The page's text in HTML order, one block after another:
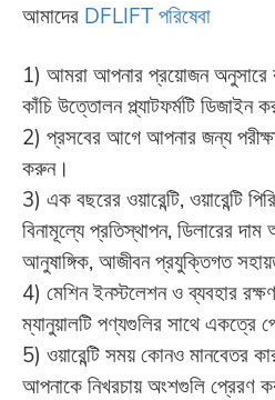
আমাদের DFLIFT পরিষেবা
1) আমরা আপনার প্রয়োজন অনুসারে
কাঁচি উত্তোলন প্ল্যাটফর্মটি ডিজাইন
2) প্রসবের আগে আপনার জন্য
করুন।
3) এক বছরের ওয়ারেন্টি, ওয়ারেন্টি
বিনামূল্যে প্রতিস্থাপন, ডিলারের দাম
আনুষাঙ্গিক, আজীবন প্রযুক্তিগত
4) মেশিন ইনস্টলেশন ও ব্যবহার
ম্যানুয়ালটি পণ্যগুলির সাথে একত্রে
5) ওয়ারেন্টি সময় কোনও মানবেতর
আপনাকে নিখরচায় অংশগুলি প্রেরণ